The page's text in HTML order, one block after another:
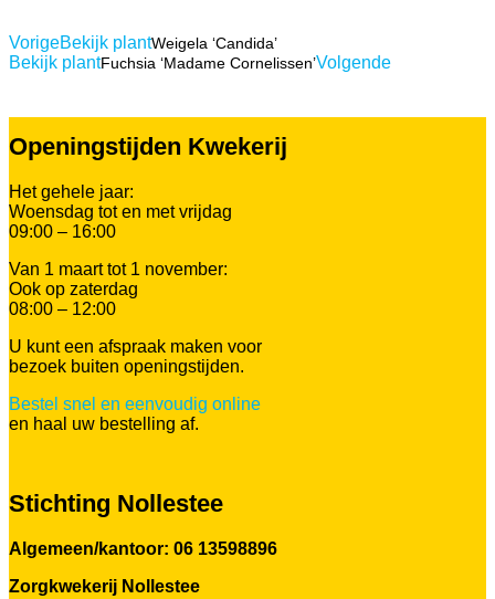
VorigeBekijk plantWeigela ‘Candida’
Bekijk plantFuchsia ‘Madame Cornelissen’Volgende
Openingstijden Kwekerij
Het gehele jaar:
Woensdag tot en met vrijdag
09:00 – 16:00
Van 1 maart tot 1 november:
Ook op zaterdag
08:00 – 12:00
U kunt een afspraak maken voor
bezoek buiten openingstijden.
Bestel snel en eenvoudig online
en haal uw bestelling af.
Stichting Nollestee
Algemeen/kantoor: 06 13598896
Zorgkwekerij Nollestee